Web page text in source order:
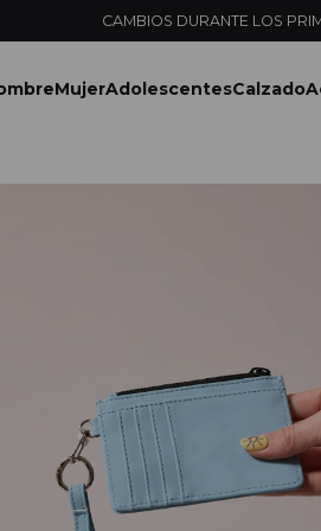
ENVÍOS EXPRESS EN
MujerAdolescentesCalzado